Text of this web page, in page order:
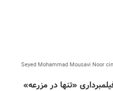
Seyed Mohammad Mousavi Noor
«تنها در مزرعه»